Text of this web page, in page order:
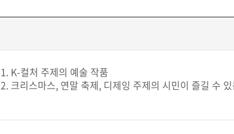
1. K-컬처 주제의 예술 작품
2. 크리스마스, 연말 축제, 디제잉 주제의 시민이 즐길 수